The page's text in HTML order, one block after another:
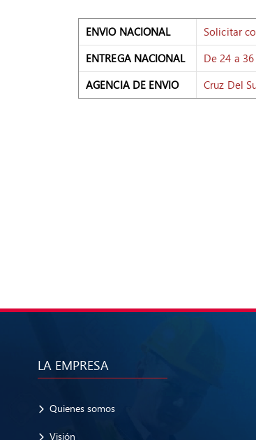
ENVIO NACIONAL
Solicitar
ENTREGA NACIONAL
De 24 a
AGENCIA DE ENVIO
Cruz Del
LA EMPRESA
Quienes somos
Visión